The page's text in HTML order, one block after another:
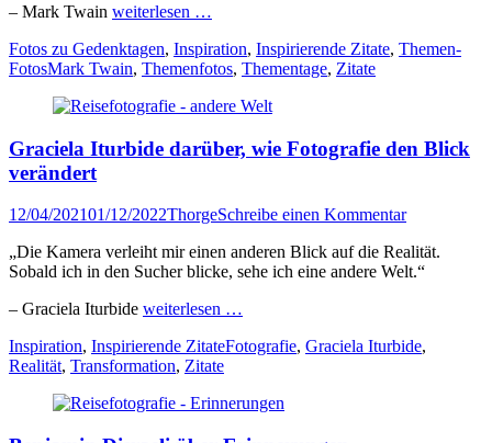
– Mark Twain weiterlesen …
Kategorien
Fotos zu Gedenktagen, Inspiration, Inspirierende Zitate, Themen-
FotosTags
Mark Twain, Themenfotos, Thementage, Zitate
Graciela Iturbide darüber, wie Fotografie den Blick
verändert
Veröffentlicht
12/04/202101/12/2022Author
ThorgeSchreibe einen Kommentar
„Die Kamera verleiht mir einen anderen Blick auf die Realität.
Sobald ich in den Sucher blicke, sehe ich eine andere Welt.“
– Graciela Iturbide weiterlesen …
Kategorien
Inspiration, Inspirierende ZitateTags
Fotografie, Graciela Iturbide,
Realität, Transformation, Zitate